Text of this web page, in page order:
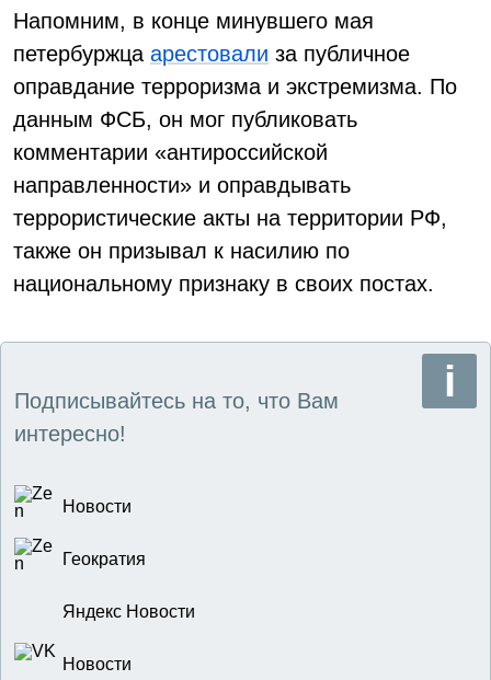
Напомним, в конце минувшего мая
петербуржца арестовали за публичное
оправдание терроризма и экстремизма. По
данным ФСБ, он мог публиковать
комментарии «антироссийской
направленности» и оправдывать
террористические акты на территории РФ,
также он призывал к насилию по
национальному признаку в своих постах.
Подписывайтесь на то, что Вам
интересно!
Новости
Геократия
Яндекс Новости
Новости